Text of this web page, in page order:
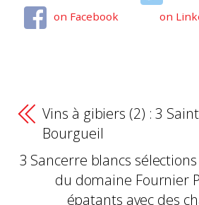
on Facebook
on
Vins à gibiers (2) : 3
Bourgueil
3 Sancerre blancs
du domaine Fournier
épatants avec des